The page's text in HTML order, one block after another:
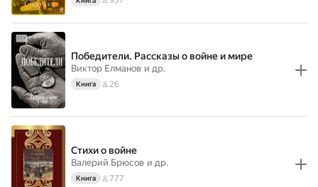
Победители. Рассказы о войне и мире
Виктор Елманов и др.
Книга 26
Стихи о войне
Валерий Брюсов и др.
Книга 777